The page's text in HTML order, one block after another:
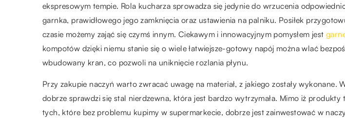
ekspresowym tempie. Rola kucharza sprowadza się jedynie do wrzucenia
garnka, prawidłowego jego zamknięcia oraz ustawienia na palniku. Posiłek
czasie możemy zająć się czymś innym. Ciekawym i innowacyjnym pomysłem jest
kompotów dzięki niemu stanie się o wiele łatwiejsze-gotowy napój można wlać
wbudowany kran, co pozwoli na uniknięcie rozlania płynu.
Przy zakupie naczyń warto zwracać uwagę na materiał, z jakiego zostały wykonane.
dobrze sprawdzi się stal nierdzewna, która jest bardzo wytrzymała. Mimo iż produkty
tych, które bez problemu kupimy w supermarkecie, dobrze jest zainwestować w